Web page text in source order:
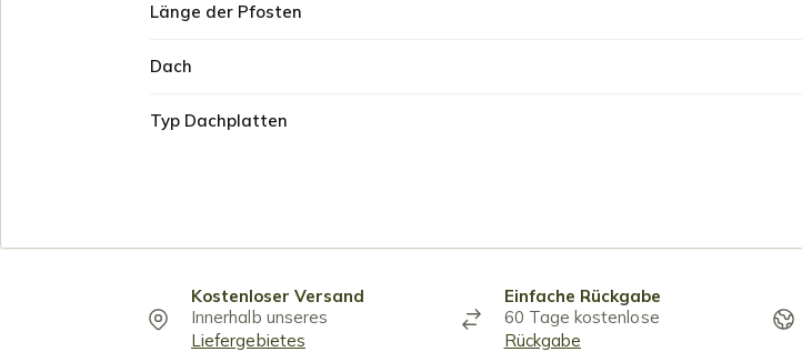
Länge der Pfosten
Dach
Typ Dachplatten
Kostenloser Versand
Innerhalb unseres
Liefergebietes
Einfache Rückgabe
60 Tage kostenlose
Rückgabe